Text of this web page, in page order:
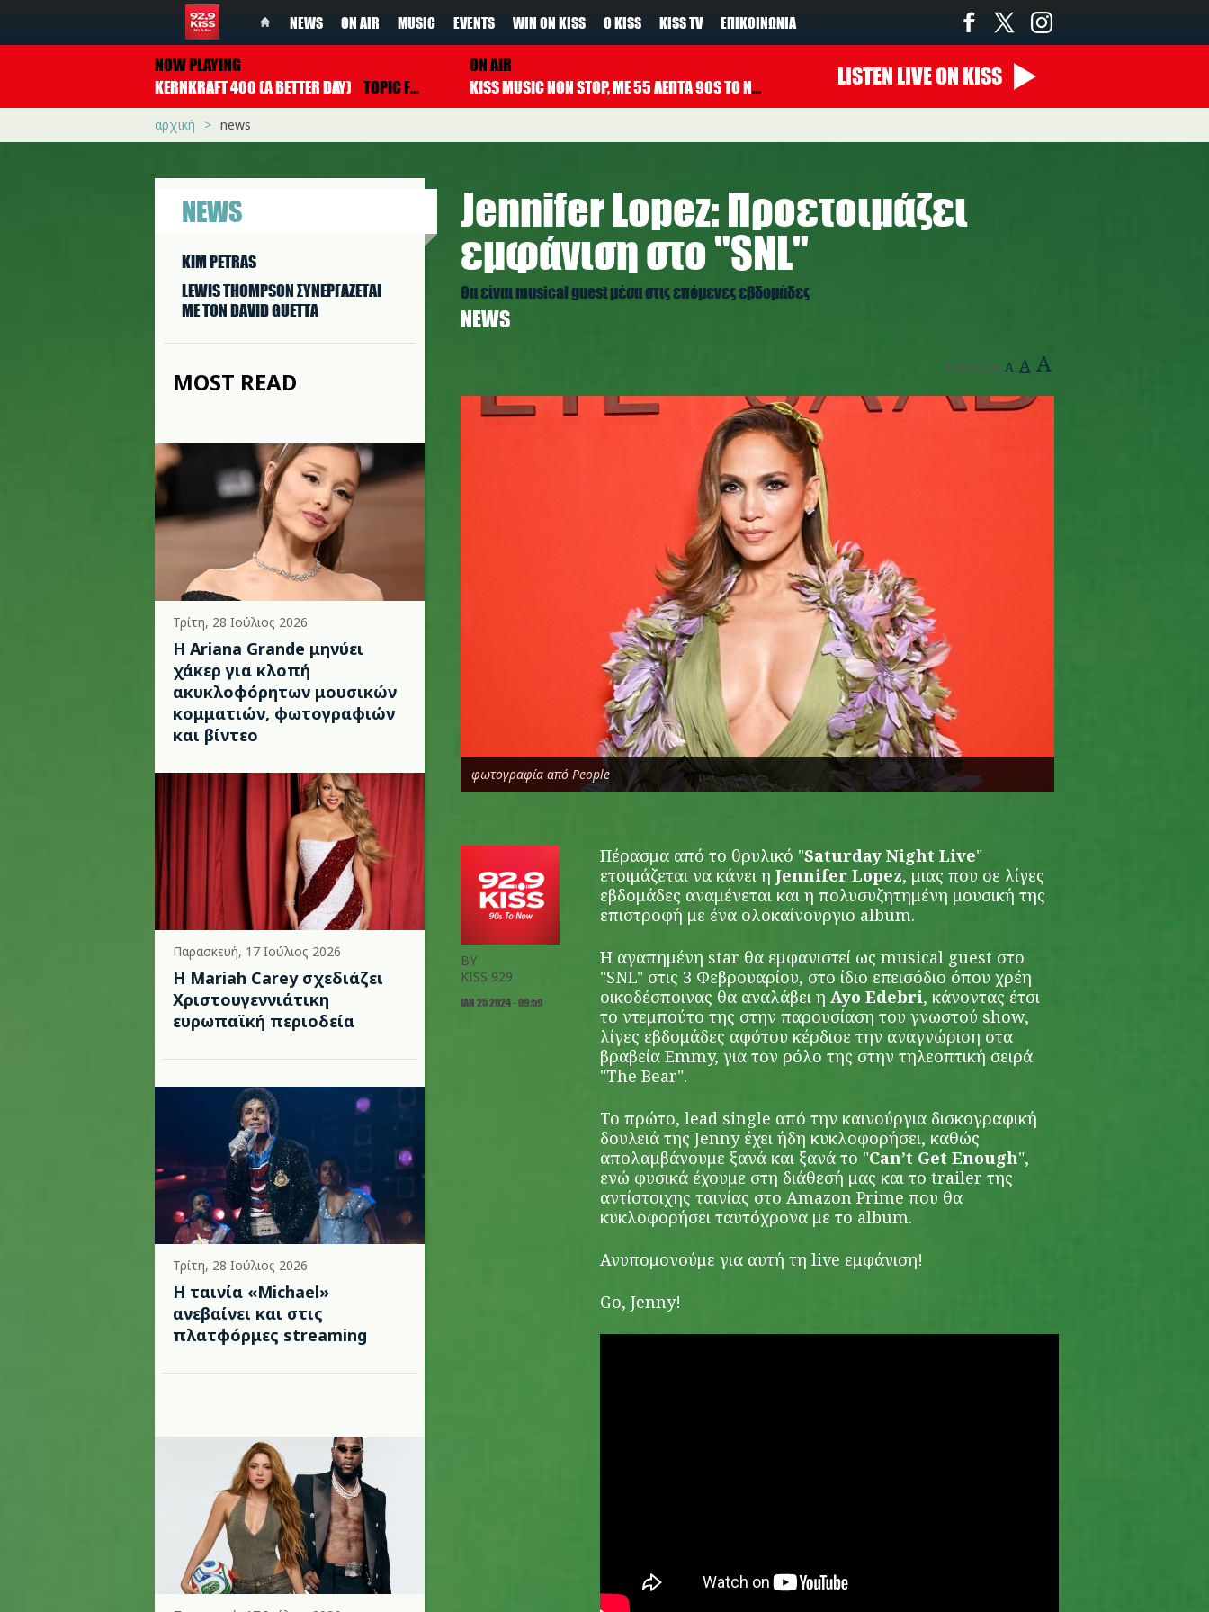
NEWS ON AIR MUSIC EVENTS WIN ON KISS Ο KISS KISS TV ΕΠΙΚΟΙΝΩΝΊΑ
NOW PLAYING
KERNKRAFT 400 (A BETTER DAY)
TOPIC FEAT. A7S
ON AIR
KISS MUSIC NON STOP, ΜΕ 55 ΛΕΠΤΑ 90S TO NOW ΚΑΘΕ ΩΡΑ
14:00 - 00:00
LISTEN LIVEON KISS
αρχική news
NEWS
KIM PETRAS
LEWIS THOMPSON ΣΥΝΕΡΓAΖΕΤΑΙ
ΜΕ ΤΟΝ DAVID GUETTA
MOST READ
Τρίτη, 28 Ιούλιος 2026
Η Ariana Grande μηνύει
χάκερ για κλοπή
ακυκλοφόρητων μουσικών
κομματιών, φωτογραφιών
και βίντεο
Παρασκευή, 17 Ιούλιος 2026
Η Mariah Carey σχεδιάζει
Χριστουγεννιάτικη
ευρωπαϊκή περιοδεία
Τρίτη, 28 Ιούλιος 2026
Η ταινία «Michael»
ανεβαίνει και στις
πλατφόρμες streaming
Jennifer Lopez: Προετοιμάζει
εμφάνιση στο "SNL"
Θα είναι musical guest μέσα στις επόμενες εβδομάδες
NEWS
Text Size: A A A
j.jpg
φωτογραφία από People
BY
KISS 929
ΙΑΝ 25 2024 - 09:59
Πέρασμα από το θρυλικό "Saturday Night Live"
ετοιμάζεται να κάνει η Jennifer Lopez, μιας που σε λίγες
εβδομάδες αναμένεται και η πολυσυζητημένη μουσική της
επιστροφή με ένα ολοκαίνουργιο album.
Η αγαπημένη star θα εμφανιστεί ως musical guest στο
"SNL" στις 3 Φεβρουαρίου, στο ίδιο επεισόδιο όπου χρέη
οικοδέσποινας θα αναλάβει η Ayo Edebri, κάνοντας έτσι
το ντεμπούτο της στην παρουσίαση του γνωστού show,
λίγες εβδομάδες αφότου κέρδισε την αναγνώριση στα
βραβεία Emmy, για τον ρόλο της στην τηλεοπτική σειρά
"The Bear".
Το πρώτο, lead single από την καινούργια δισκογραφική
δουλειά της Jenny έχει ήδη κυκλοφορήσει, καθώς
απολαμβάνουμε ξανά και ξανά το "Can’t Get Enough",
ενώ φυσικά έχουμε στη διάθεσή μας και το trailer της
αντίστοιχης ταινίας στο Amazon Prime που θα
κυκλοφορήσει ταυτόχρονα με το album.
Ανυπομονούμε για αυτή τη live εμφάνιση!
Go, Jenny!